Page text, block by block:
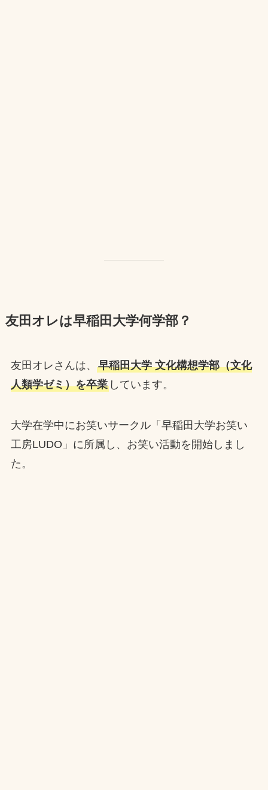
友田オレは早稲田大学何学部？
友田オレさんは、 早稲田大学 文化構想学部（文化
人類学ゼミ）を卒業しています。
大学在学中にお笑いサークル「早稲田大学お笑い
工房LUDO」に所属し、お笑い活動を開始しまし
た。